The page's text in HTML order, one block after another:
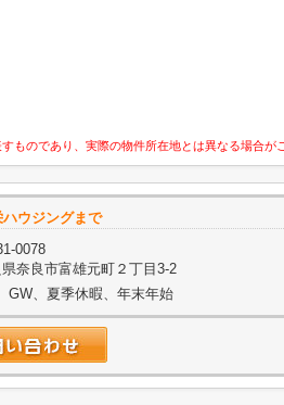
のであり、実際の物件所在地とは異なる場合が
ウジングまで
0078
奈良市富雄元町２丁目3-2
GW、夏季休暇、年末年始